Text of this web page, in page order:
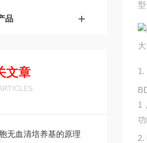
品
文章
无血清培养基的原理
1. ‌
1
2. ‌